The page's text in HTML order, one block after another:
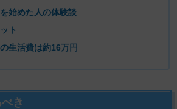
始めた人の体験談
ト
生活費は約16万円
き